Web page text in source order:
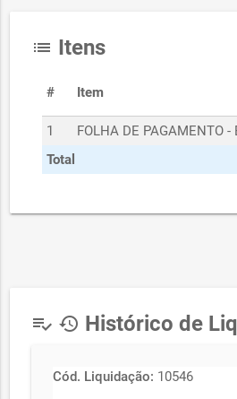
list Itens
# Item
1 FOLHA DE PAGAMENTO -
Total
playlist_add_check history Histórico de
Cód. Liquidação: 10546